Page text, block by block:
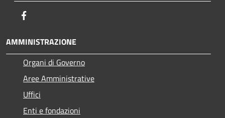
AMMINISTRAZIONE
Organi di Governo
Aree Amministrative
Uffici
Enti e fondazioni